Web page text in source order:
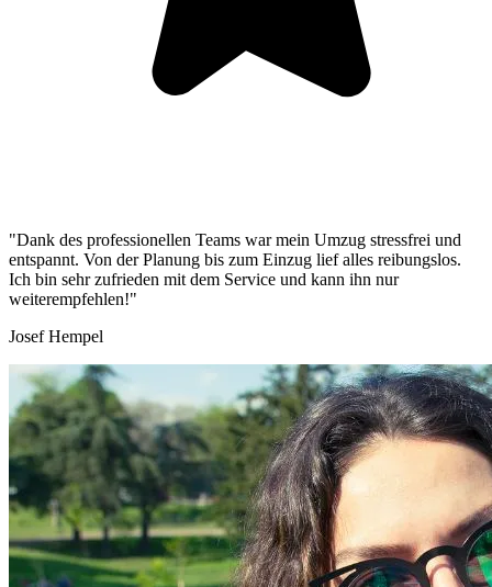
"Dank des professionellen Teams war mein Umzug stressfrei und
entspannt. Von der Planung bis zum Einzug lief alles reibungslos.
Ich bin sehr zufrieden mit dem Service und kann ihn nur
weiterempfehlen!"
Josef Hempel